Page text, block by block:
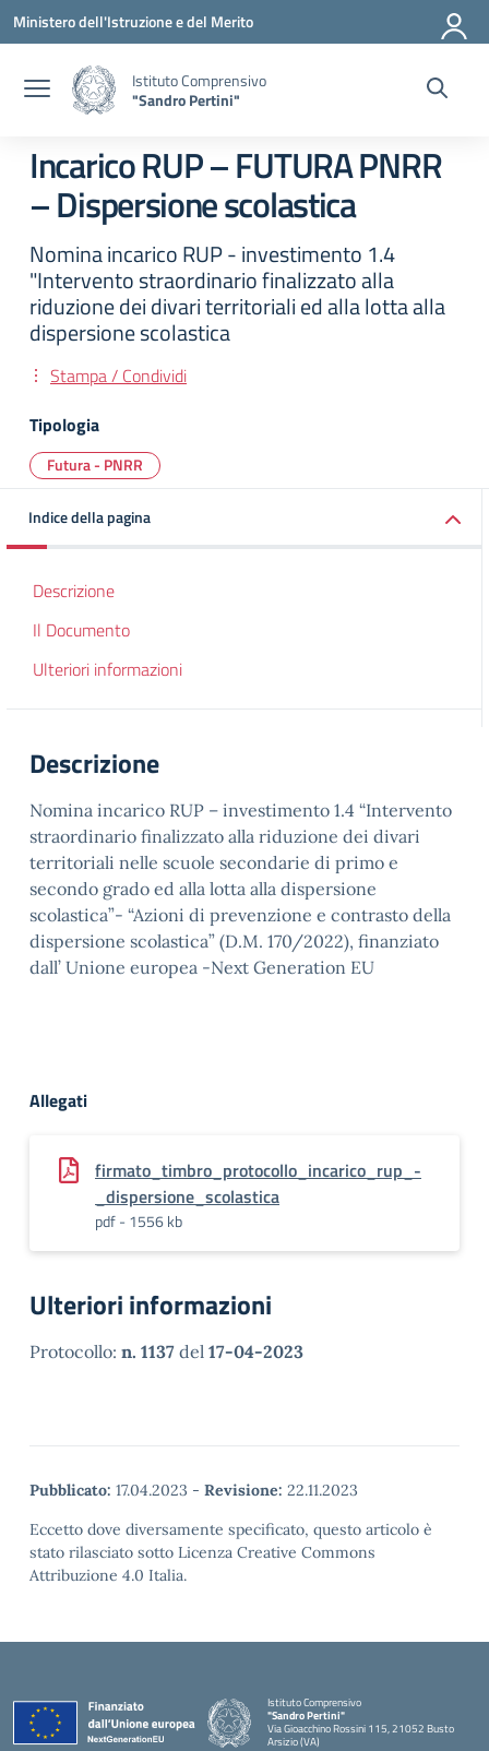
Vai ai contenuti
Vai al menu di navigazione
Vai al footer
Ministero dell'Istruzione e del Merito
Istituto Comprensivo
"Sandro Pertini"
Incarico RUP – FUTURA PNRR
– Dispersione scolastica
Nomina incarico RUP - investimento 1.4
"Intervento straordinario finalizzato alla
riduzione dei divari territoriali ed alla lotta alla
dispersione scolastica
Stampa / Condividi
Tipologia
Futura - PNRR
Indice della pagina
Descrizione
Il Documento
Ulteriori informazioni
Descrizione
Nomina incarico RUP – investimento 1.4 “Intervento
straordinario finalizzato alla riduzione dei divari
territoriali nelle scuole secondarie di primo e
secondo grado ed alla lotta alla dispersione
scolastica”- “Azioni di prevenzione e contrasto della
dispersione scolastica” (D.M. 170/2022), finanziato
dall’ Unione europea -Next Generation EU
Allegati
firmato_timbro_protocollo_incarico_rup_-
_dispersione_scolastica
pdf - 1556 kb
Ulteriori informazioni
Protocollo: n. 1137 del 17-04-2023
Pubblicato: 17.04.2023 - Revisione: 22.11.2023
Eccetto dove diversamente specificato, questo articolo è
stato rilasciato sotto Licenza Creative Commons
Attribuzione 4.0 Italia.
Istituto Comprensivo
"Sandro Pertini"
Via Gioacchino Rossini 115, 21052 Busto
Arsizio (VA)